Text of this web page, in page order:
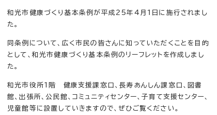
和光市健康づくり基本条例が平成25年4月1日に施行されまし
た。
同条例について、広く市民の皆さんに知っていただくことを目的
として、和光市健康づくり基本条例のリーフレットを作成しまし
た。
和光市役所1階 健康支援課窓口、長寿あんしん課窓口、図書
館、出張所、公民館、コミュニティセンター、子育て支援センター、
児童館等に設置していきますので、ぜひご覧ください。